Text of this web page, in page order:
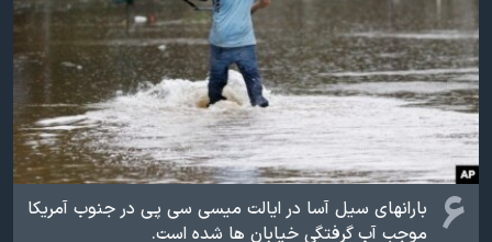
۶
بارانهای سیل آسا در ایالت میسی سی پی در جنوب آمریکا
موجب آب گرفتگی خیابان ها شده است.